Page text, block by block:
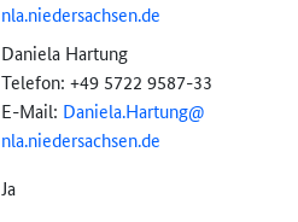
nla.niedersachsen.de
Daniela Hartung
Telefon: +49 5722 9587-33
E-Mail: Daniela.Hartung@
nla.niedersachsen.de
Ja